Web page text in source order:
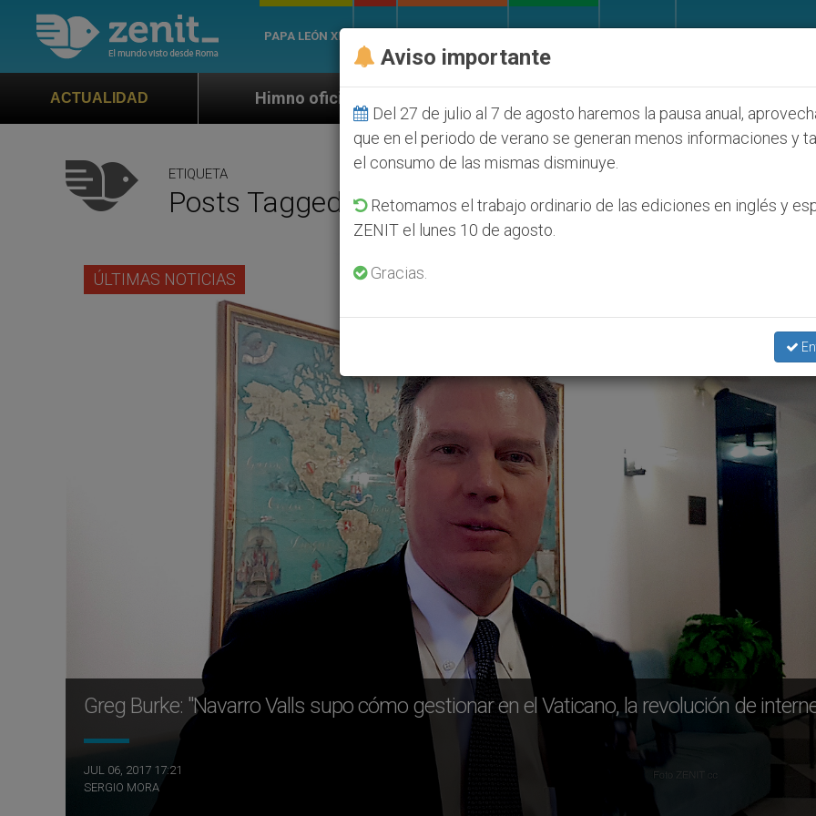
PAPA LEÓN XIV
ACTUALIDAD
Himno oficial de la Jornada Mundial de la Juventud Seúl 2027
ETIQUETA
Posts Tagged ‘entrevista Greg Burke’
ÚLTIMAS NOTICIAS
Greg Burke: "Navarro Valls supo cómo gestionar en el Vaticano, la revolución de
JUL 06, 2017 17:21
SERGIO MORA
Aviso importante
Del 27 de julio al 7 de agosto haremos la pausa anual,
que en el periodo de verano se generan menos informaciones y
el consumo de las mismas disminuye.
Retomamos el trabajo ordinario de las ediciones en inglés y
ZENIT el lunes 10 de agosto.
Gracias.